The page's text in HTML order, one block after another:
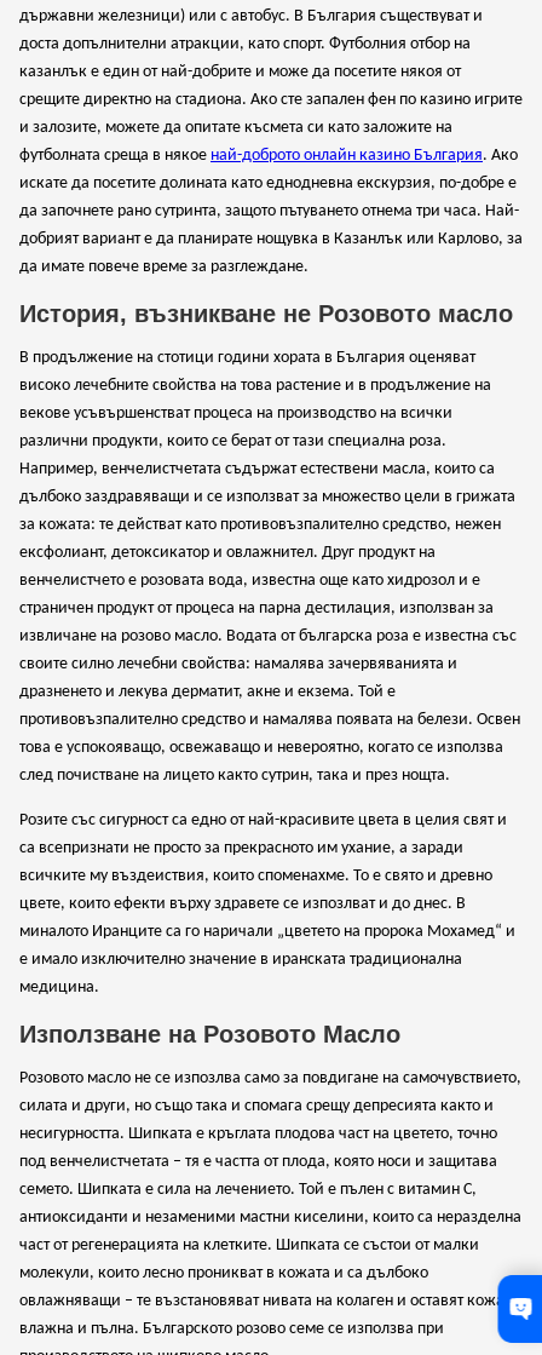
държавни железници) или с автобус. В България съществуват и
доста допълнителни атракции, като спорт. Футболния отбор на
казанлък е един от най-добрите и може да посетите някоя от
срещите директно на стадиона. Ако сте запален фен по казино игрите
и залозите, можете да опитате късмета си като заложите на
футболната среща в някое най-доброто онлайн казино България. Ако
искате да посетите долината като еднодневна екскурзия, по-добре е
да започнете рано сутринта, защото пътуването отнема три часа. Най-
добрият вариант е да планирате нощувка в Казанлък или Карлово, за
да имате повече време за разглеждане.
История, възникване не Розовото масло
В продължение на стотици години хората в България оценяват
високо лечебните свойства на това растение и в продължение на
векове усъвършенстват процеса на производство на всички
различни продукти, които се берат от тази специална роза.
Например, венчелистчетата съдържат естествени масла, които са
дълбоко заздравяващи и се използват за множество цели в грижата
за кожата: те действат като противовъзпалително средство, нежен
ексфолиант, детоксикатор и овлажнител. Друг продукт на
венчелистчето е розовата вода, известна още като хидрозол и е
страничен продукт от процеса на парна дестилация, използван за
извличане на розово масло. Водата от българска роза е известна със
своите силно лечебни свойства: намалява зачервяванията и
дразненето и лекува дерматит, акне и екзема. Той е
противовъзпалително средство и намалява появата на белези. Освен
това е успокояващо, освежаващо и невероятно, когато се използва
след почистване на лицето както сутрин, така и през нощта.
Розите със сигурност са едно от най-красивите цвета в целия свят и
са всепризнати не просто за прекрасното им ухание, а заради
всичките му въздеиствия, които споменахме. То е свято и древно
цвете, които ефекти върху здравете се изпозлват и до днес. В
миналото Иранците са го наричали „цветето на пророка Мохамед“ и
е имало изключително значение в иранската традиционална
медицина.
Използване на Розовото Масло
Розовото масло не се изпозлва само за повдигане на самочувствието,
силата и други, но също така и спомага срещу депресията както и
несигурността. Шипката е кръглата плодова част на цветето, точно
под венчелистчетата – тя е частта от плода, която носи и защитава
семето. Шипката е сила на лечението. Той е пълен с витамин С,
антиоксиданти и незаменими мастни киселини, които са неразделна
част от регенерацията на клетките. Шипката се състои от малки
молекули, които лесно проникват в кожата и са дълбоко
овлажняващи – те възстановяват нивата на колаген и оставят кожата
влажна и пълна. Българското розово семе се използва при